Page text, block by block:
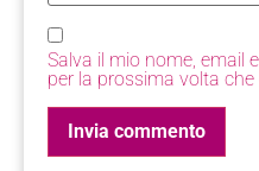
Salva il mio nome, email
per la prossima volta